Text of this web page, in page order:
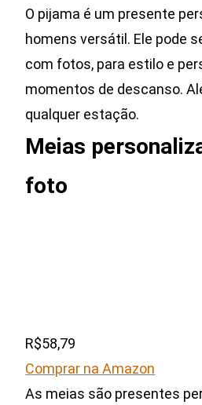
O pijama é um presente
homens versátil. Ele pode
com fotos, para estilo e
momentos de descanso.
qualquer estação.
Meias
foto
R$58,79
Comprar na Amazon
As meias são presentes